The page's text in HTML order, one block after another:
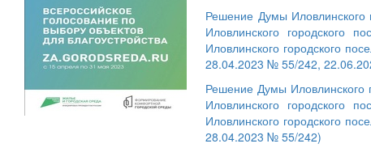
Решение Думы
Иловлинского городского
Иловлинского городского
28.04.2023 № 55/242,
Решение Думы
Иловлинского городского
Иловлинского городского
28.04.2023 № 55/242)